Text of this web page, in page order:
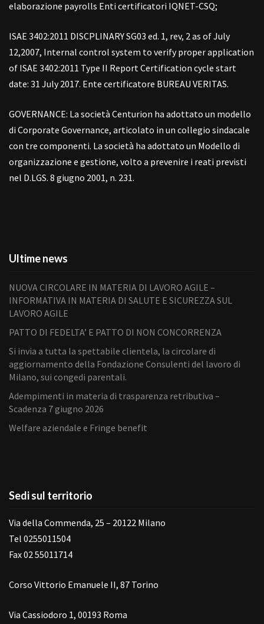
elaborazione payrolls Enti certificatori IQNET-CSQ;
ISAE 3402:2011 DISCPLINARY SG03 ed. 1, rev, 2 as of July
12,2007, Internal control system to verify proper application
of ISAE 3402:2011 Type II Report Certification cycle start
date: 31 July 2017. Ente certificatore BUREAU VERITAS.
GOVERNANCE: La società Centurion ha adottato un modello
di Corporate Governance, articolato in un collegio sindacale
con tre componenti. La società ha adottato un Modello di
organizzazione e gestione, volto a prevenire i reati previsti
nel D.LGS. 8 giugno 2001, n. 231.
Ultime news
NUOVA CIRCOLARE IN MATERIA DI LAVORO AGILE –
INFORMATIVA IN MATERIA DI SALUTE E SICUREZZA SUL
LAVORO AGILE
PATTO DI FEDELTA’ E PATTO DI NON CONCORRENZA
Si invia a tutta la spettabile clientela, la circolare di
aggiornamento della Fondazione Consulenti del lavoro di
Milano, sui congedi parentali.
Adempimenti in materia di trasparenza retributiva –
Scadenza 7 giugno 2026
Welfare aziendale e Fringe benefit
Sedi sul territorio
Via della Commenda, 25 – 20122 Milano
Tel 0255011504
Fax 02 55011714
Corso Vittorio Emanuele II, 87 Torino
Via Cassiodoro 1, 00193 Roma